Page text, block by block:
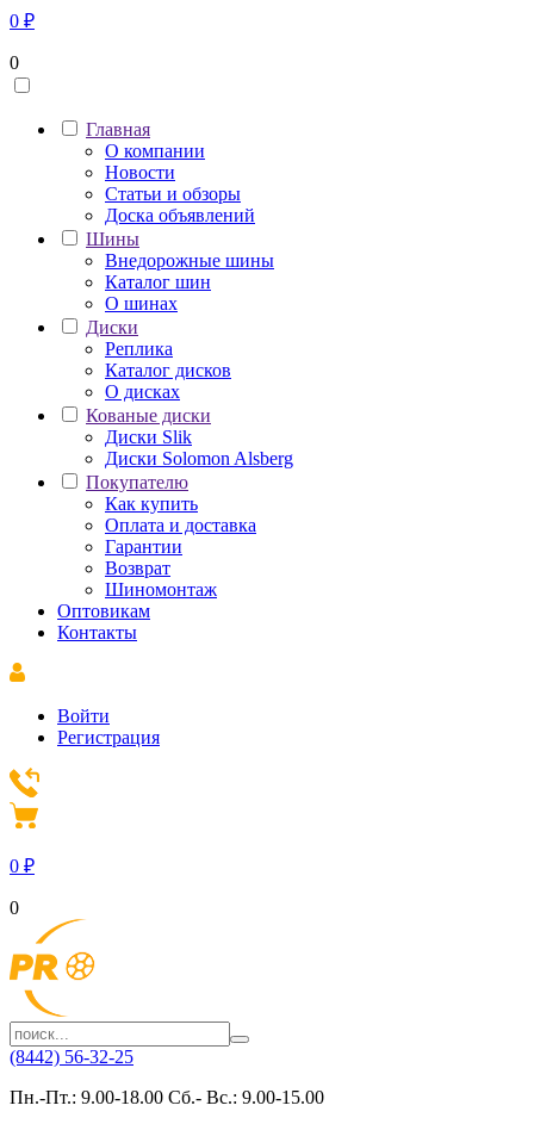
0 ₽
0
Главная
О компании
Новости
Статьи и обзоры
Доска объявлений
Шины
Внедорожные шины
Каталог шин
О шинах
Диски
Реплика
Каталог дисков
О дисках
Кованые диски
Диски Slik
Диски Solomon Alsberg
Покупателю
Как купить
Оплата и доставка
Гарантии
Возврат
Шиномонтаж
Оптовикам
Контакты
Войти
Регистрация
0 ₽
0
(8442) 56-32-25
Пн.-Пт.: 9.00-18.00 Сб.- Вс.: 9.00-15.00